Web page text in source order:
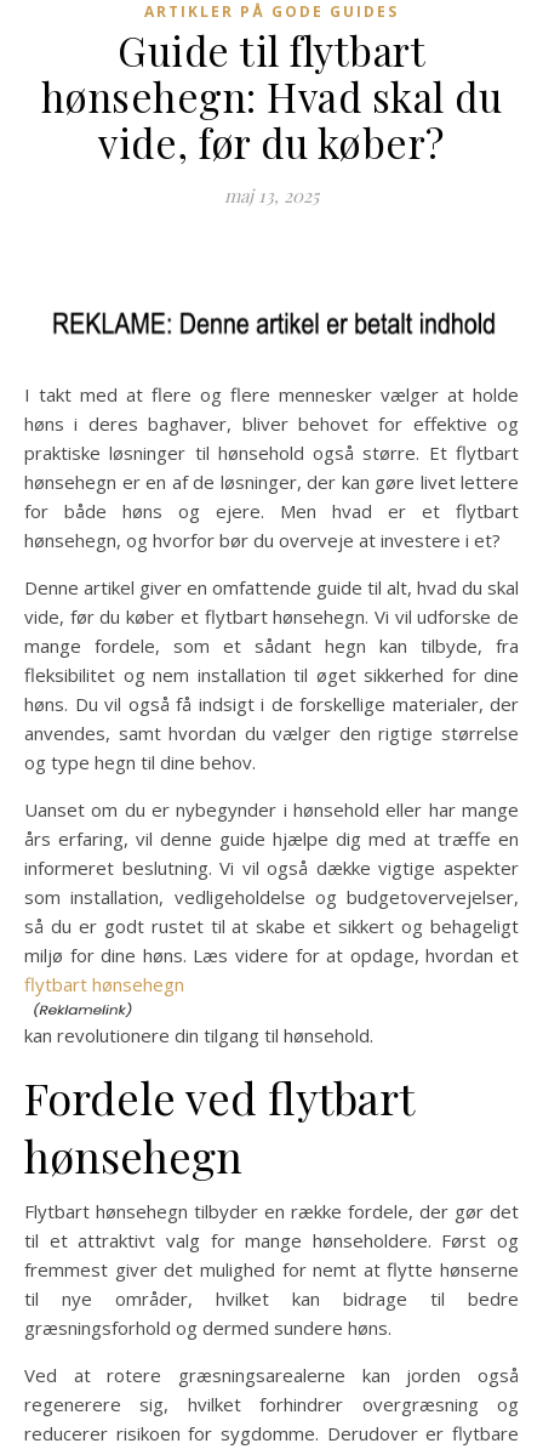
ARTIKLER PÅ GODE GUIDES
Guide til flytbart
hønsehegn: Hvad skal du
vide, før du køber?
maj 13, 2025
I takt med at flere og flere mennesker vælger at holde
høns i deres baghaver, bliver behovet for effektive og
praktiske løsninger til hønsehold også større. Et flytbart
hønsehegn er en af de løsninger, der kan gøre livet lettere
for både høns og ejere. Men hvad er et flytbart
hønsehegn, og hvorfor bør du overveje at investere i et?
Denne artikel giver en omfattende guide til alt, hvad du skal
vide, før du køber et flytbart hønsehegn. Vi vil udforske de
mange fordele, som et sådant hegn kan tilbyde, fra
fleksibilitet og nem installation til øget sikkerhed for dine
høns. Du vil også få indsigt i de forskellige materialer, der
anvendes, samt hvordan du vælger den rigtige størrelse
og type hegn til dine behov.
Uanset om du er nybegynder i hønsehold eller har mange
års erfaring, vil denne guide hjælpe dig med at træffe en
informeret beslutning. Vi vil også dække vigtige aspekter
som installation, vedligeholdelse og budgetovervejelser,
så du er godt rustet til at skabe et sikkert og behageligt
miljø for dine høns. Læs videre for at opdage, hvordan et
flytbart hønsehegn
kan revolutionere din tilgang til hønsehold.
Fordele ved flytbart
hønsehegn
Flytbart hønsehegn tilbyder en række fordele, der gør det
til et attraktivt valg for mange hønseholdere. Først og
fremmest giver det mulighed for nemt at flytte hønserne
til nye områder, hvilket kan bidrage til bedre
græsningsforhold og dermed sundere høns.
Ved at rotere græsningsarealerne kan jorden også
regenerere sig, hvilket forhindrer overgræsning og
reducerer risikoen for sygdomme. Derudover er flytbare